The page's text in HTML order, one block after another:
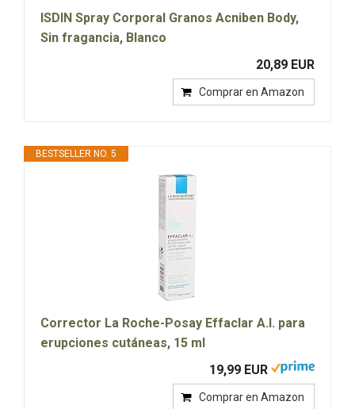
ISDIN Spray Corporal Granos Acniben Body,
Sin fragancia, Blanco
20,89 EUR
Comprar en Amazon
BESTSELLER NO. 5
Corrector La Roche-Posay Effaclar A.I. para
erupciones cutáneas, 15 ml
19,99 EUR
Comprar en Amazon